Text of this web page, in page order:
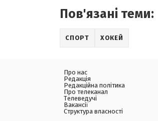
Пов'язані теми:
СПОРТ ХОКЕЙ
Про нас
Редакція
Редакційна політика
Про телеканал
Телеведучі
Вакансії
Структура власності